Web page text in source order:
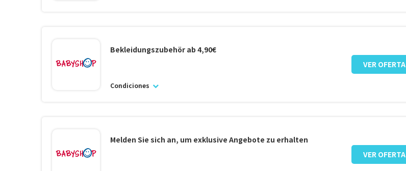
Bekleidungszubehör ab 4,90€
Condiciones
VER OFERTA
Melden Sie sich an, um exklusive Angebote zu erhalten
VER OFERTA